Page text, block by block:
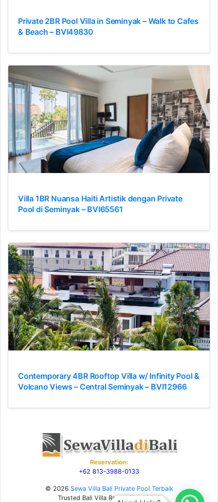
Private 2BR Pool Villa in Seminyak – Walk to Cafes
& Beach – BVI49830
Villa 1BR Nuansa Haiti Artistik dengan Private
Pool di Seminyak – BVI65561
Contemporary 4BR Rooftop Villa w/ Infinity Pool &
Volcano Views – Central Seminyak – BVI12966
Reservation:
+62 813-3988-0133
© 2026 Sewa Villa Bali Private Pool Terbaik
Trusted Bali Villa Rental Since 2010